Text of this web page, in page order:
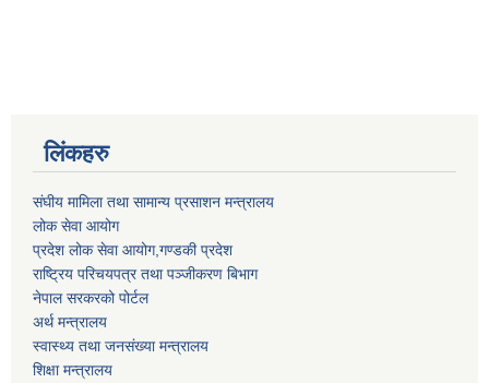
लिंकहरु
संघीय मामिला तथा सामान्य प्रसाशन मन्त्रालय
लोक सेवा आयोग
प्रदेश लोक सेवा आयोग,गण्डकी प्रदेश
राष्ट्रिय परिचयपत्र तथा पञ्जीकरण बिभाग
नेपाल सरकरको पोर्टल
अर्थ मन्त्रालय
स्वास्थ्य तथा जनसंख्या मन्त्रालय
शिक्षा मन्त्रालय